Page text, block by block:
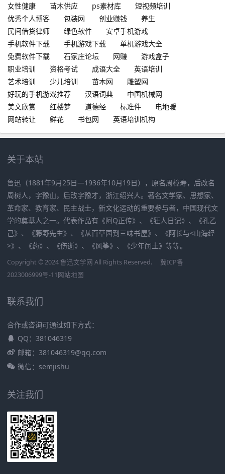
女性健康
苗木供应 ps素材库
短视频培训
优秀个人博客
包装网 创业赚钱
养生
民间借贷律师
绿色软件
安卓手机游戏
手机软件下载
手机游戏下载
单机游戏大全
免费软件下载
石家庄论坛 网赚
游戏盒子
职业培训
资格考试 成语大全
英语培训
艺术培训
少儿培训 苗木网
雕塑网
好玩的手机游戏推荐
汉语词典
中国机械网
美文欣赏
红楼梦 道德经 标准件
电地暖
网站转让
鲜花 书包网 英语培训机构
关于本站
鲁迅（1881年9月25日—1936年10月19日），原名周樟寿，后改名
周树人，字豫山，后改字豫才，浙江绍兴人。著名文学家、思想家、
革命家、教育家、民主战士，新文化运动的重要参与者，中国现代文
学的奠基人之一。代表作品有《阿Q正传》、《狂人日记》、《孔乙
己》、《藤野先生》、《从百草园到三味书屋》、《阿长与<山海经
>》、《药》、《伤逝》、《风筝》、《少年闰土》等等。
Copyright © 2024 鲁迅文学网 All Rights Reserved.
冀ICP备
2023006999号-11网站地图
联系我们
合作或咨询可通过如下方式：
QQ：381046319
邮箱：381046319@qq.com
微信：semjishu
关注我们